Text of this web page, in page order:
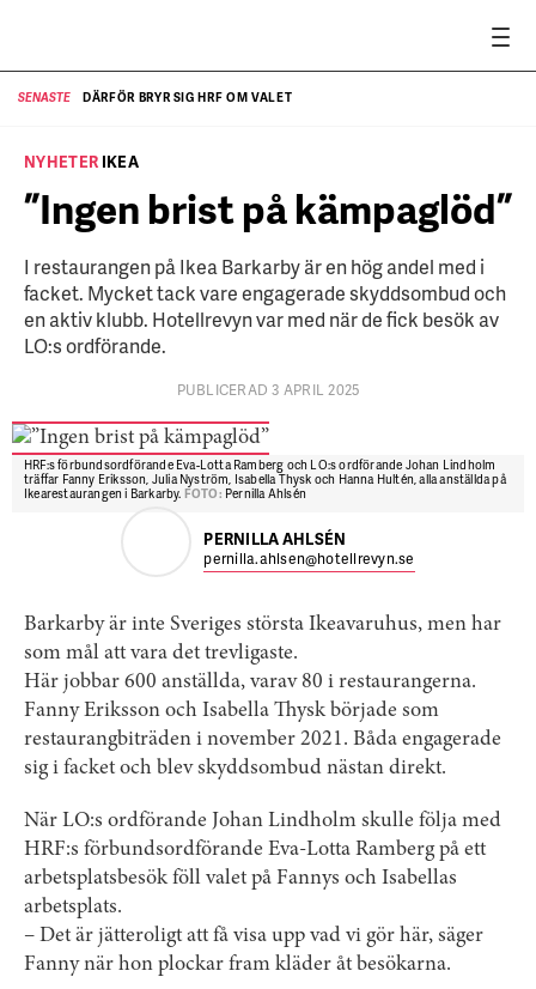
SENASTE DÄRFÖR BRYR SIG HRF OM VALET
NYHETER IKEA
”Ingen brist på kämpaglöd”
I restaurangen på Ikea Barkarby är en hög andel med i
facket. Mycket tack vare engagerade skyddsombud och
en aktiv klubb. Hotellrevyn var med när de fick besök av
LO:s ordförande.
PUBLICERAD 3 APRIL 2025
HRF:s förbundsordförande Eva-Lotta Ramberg och LO:s ordförande Johan Lindholm
träffar Fanny Eriksson, Julia Nyström, Isabella Thysk och Hanna Hultén, alla anställda på
Ikearestaurangen i Barkarby. FOTO: Pernilla Ahlsén
PERNILLA AHLSÉN
pernilla.ahlsen@hotellrevyn.se
Barkarby är inte Sveriges största Ikeavaruhus, men har
som mål att vara det trevligaste.
Här jobbar 600 anställda, varav 80 i restaurangerna.
Fanny Eriksson och Isabella Thysk började som
restaurangbiträden i november 2021. Båda engagerade
sig i facket och blev skyddsombud nästan direkt.
När LO:s ordförande Johan Lindholm skulle följa med
HRF:s förbundsordförande Eva-Lotta Ramberg på ett
arbetsplatsbesök föll valet på Fannys och Isabellas
arbetsplats.
– Det är jätteroligt att få visa upp vad vi gör här, säger
Fanny när hon plockar fram kläder åt besökarna.